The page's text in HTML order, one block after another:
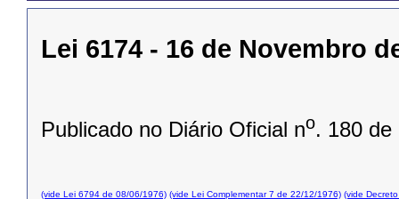
Lei 6174 - 16 de Novembro
Publicado no Diário Oficial no. 180 de
(vide Lei 6794 de 08/06/1976) (vide Lei Complementar 7 de 22/12/1976) (vide